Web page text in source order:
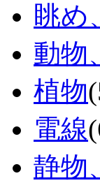
眺め
動物
植物
電線
静物